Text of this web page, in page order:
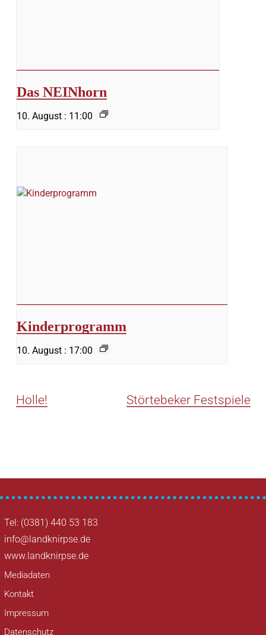
Das NEINhorn
10. August : 11:00
Kinderprogramm
10. August : 17:00
Holle! Störtebeker Festspiele
Tel: (0381) 440 53 183
info@landknirpse.de
www.landknirpse.de
Mediadaten
Kontakt
Impressum
Datenschutz